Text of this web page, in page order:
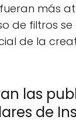
más
de filtros
de la
las
de